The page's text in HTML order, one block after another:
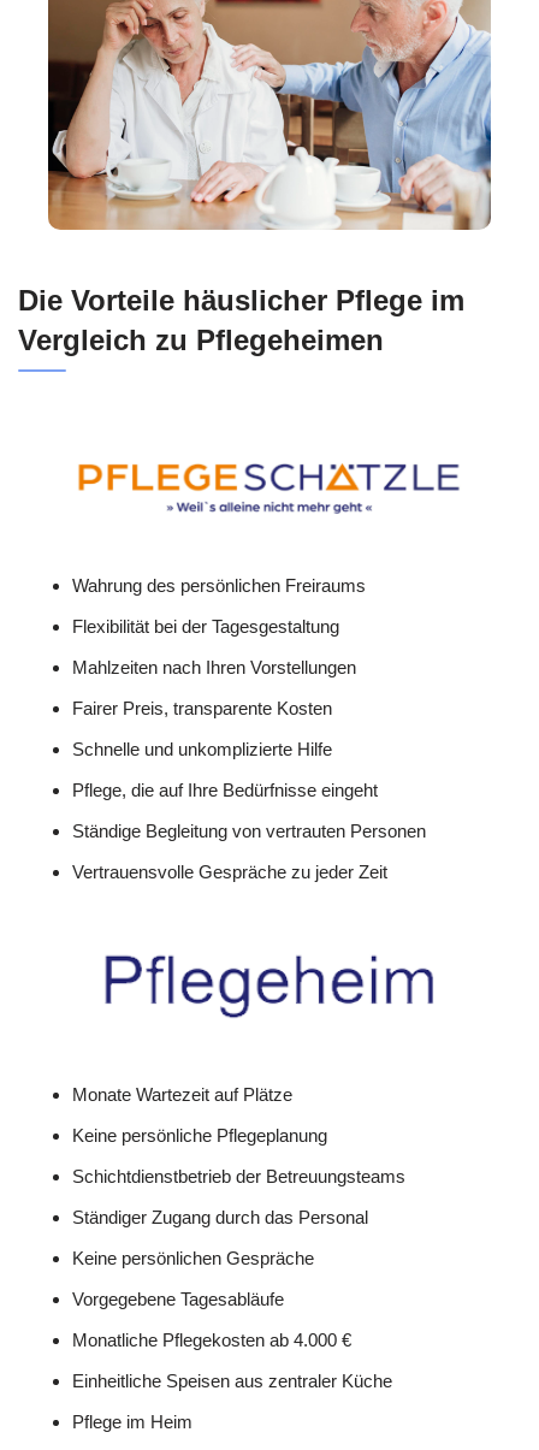
Die Vorteile häuslicher Pflege im
Vergleich zu Pflegeheimen
Wahrung des persönlichen Freiraums
Flexibilität bei der Tagesgestaltung
Mahlzeiten nach Ihren Vorstellungen
Fairer Preis, transparente Kosten
Schnelle und unkomplizierte Hilfe
Pflege, die auf Ihre Bedürfnisse eingeht
Ständige Begleitung von vertrauten Personen
Vertrauensvolle Gespräche zu jeder Zeit
Monate Wartezeit auf Plätze
Keine persönliche Pflegeplanung
Schichtdienstbetrieb der Betreuungsteams
Ständiger Zugang durch das Personal
Keine persönlichen Gespräche
Vorgegebene Tagesabläufe
Monatliche Pflegekosten ab 4.000 €
Einheitliche Speisen aus zentraler Küche
Pflege im Heim